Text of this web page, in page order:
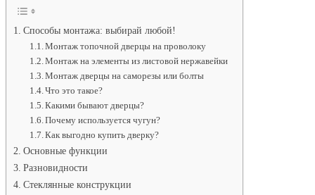
печной
Способы монтажа: выбирай любой!
Монтаж топочной дверцы на проволоку
Монтаж на элементы из листовой нержавейки
Монтаж дверцы на саморезы или болты
Что это такое?
Какими бывают дверцы?
Почему используется чугун?
Как выгодно купить дверку?
Основные функции
Разновидности
Стеклянные конструкции